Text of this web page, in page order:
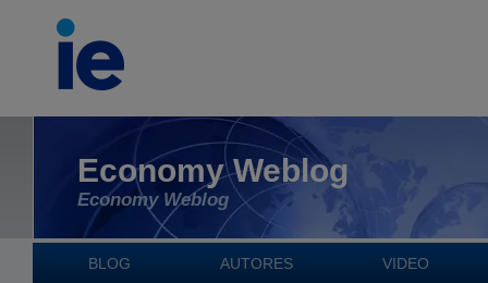
Economy Weblog
Economy Weblog
BLOG AUTORES VIDEO